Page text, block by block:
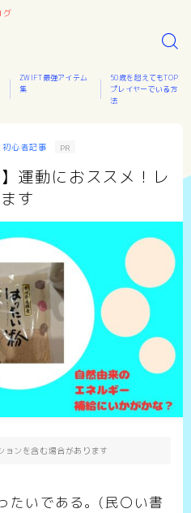
グ
ZWIFT最強アイテム
集
50歳を超えてもTOP
プレイヤーでいる方
法
初心者記事 PR
運動におススメ！レ
す
ョンを含む場合があります
たいである。(民〇い書